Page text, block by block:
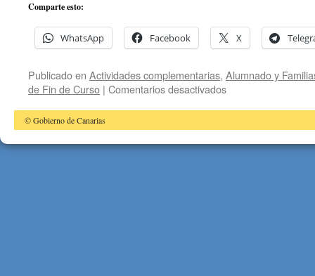
Comparte esto:
WhatsApp Facebook X
Publicado en Actividades complementarias, Alumnado y
de Fin de Curso | Comentarios desactivadosen
viaje
al
© Gobierno de Canarias